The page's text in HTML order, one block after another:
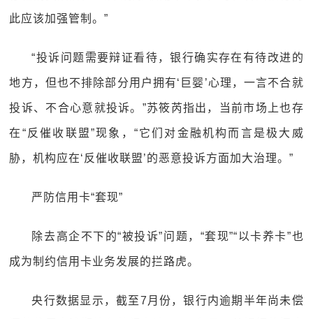
此应该加强管制。”
“投诉问题需要辩证看待，银行确实存在有待改进的
地方，但也不排除部分用户拥有‘巨婴’心理，一言不合就
投诉、不合心意就投诉。”苏筱芮指出，当前市场上也存
在“反催收联盟”现象，“它们对金融机构而言是极大威
胁，机构应在‘反催收联盟’的恶意投诉方面加大治理。”
严防信用卡“套现”
除去高企不下的“被投诉”问题，“套现”“以卡养卡”也
成为制约信用卡业务发展的拦路虎。
央行数据显示，截至7月份，银行内逾期半年尚未偿